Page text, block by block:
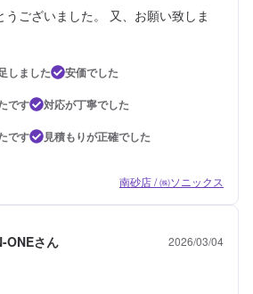
うございました。 又、お願い致しま
しました
安価でした
です
対応が丁寧でした
です
見積もりが正確でした
南砂店 / ㈱ソニックス
ONEさん 2026/03/04